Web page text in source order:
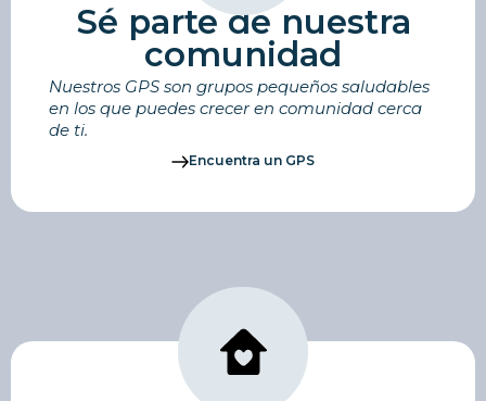
Sé parte de nuestra
comunidad
Nuestros GPS son grupos pequeños saludables
en los que puedes crecer en comunidad cerca
de ti.
Encuentra un GPS